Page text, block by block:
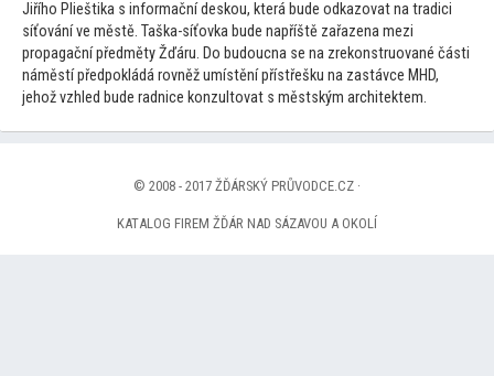
Jiřího Plieštika s informační deskou, která bude odkazovat na tradici
síťování ve městě. Taška-síťovka bude napříště zařazena mezi
propagační předměty Žďáru. Do budoucna se na zrekonstruované části
náměstí předpokládá rovněž umístění přístřešku na zastávce MHD,
jehož vzhled bude radnice konzul tovat s městským architektem.
© 2008 - 2017 ŽĎÁRSKÝ PRŮVODCE.CZ ·
KATALOG FIREM ŽĎÁR NAD SÁZAVOU A OKOLÍ